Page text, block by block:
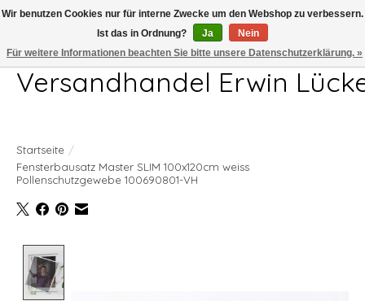
Telefon 04407 715872 MO-DO 7.00-17.00Uhr FR 7.00-13.00Uhr
Versandhandel Erwin
Startseite /
Fensterbausatz Master SLIM 100x120cm weiss
Pollenschutzgewebe 100690801-VH
Wir benutzen Cookies nur für interne Zwecke um den Webshop zu verbessern.
Ist das in Ordnung?
Ja
Nein
Für weitere Informationen beachten Sie bitte unsere Datenschutzerklärung. »